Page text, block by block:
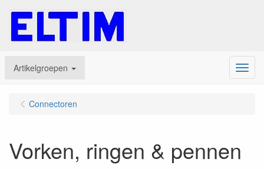
Artikelgroepen Menu
Connectoren
Vorken, ringen & pennen